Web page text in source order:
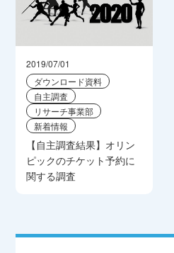
2019/07/01
ダウンロード資料
自主調査
リサーチ事業部
新着情報
【自主調査結果】オリン
ピックのチケット予約に
関する調査